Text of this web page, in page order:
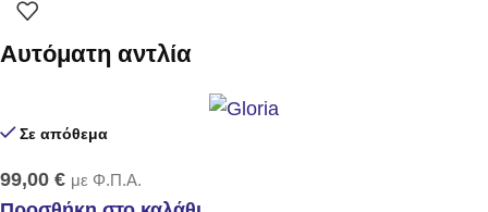
Αυτόματη αντλία
Σε απόθεμα
99,00 € με Φ.Π.Α.